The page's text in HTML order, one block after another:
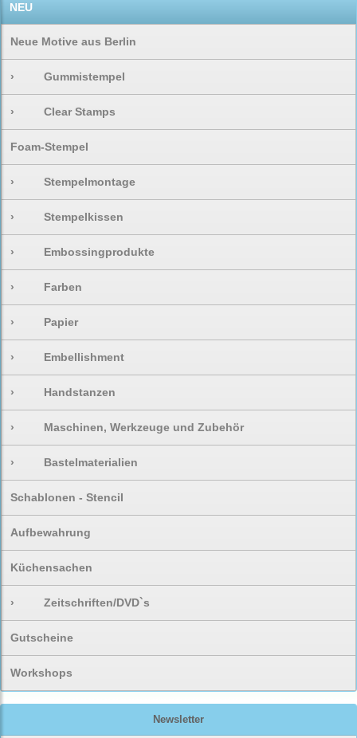
NEU
Neue Motive aus Berlin
› Gummistempel
› Clear Stamps
Foam-Stempel
› Stempelmontage
› Stempelkissen
› Embossingprodukte
› Farben
› Papier
› Embellishment
› Handstanzen
› Maschinen, Werkzeuge und Zubehör
› Bastelmaterialien
Schablonen - Stencil
Aufbewahrung
Küchensachen
› Zeitschriften/DVD`s
Gutscheine
Workshops
Newsletter